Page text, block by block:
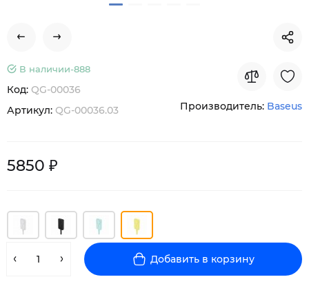
В наличии-888
Код: QG-00036
Артикул: QG-00036.03 Производитель: Baseus
5850 ₽
Добавить в корзину